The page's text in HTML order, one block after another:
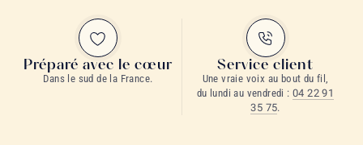
Préparé avec le cœur
Dans le sud de la France.
Service client
Une vraie voix au bout du fil,
du lundi au vendredi :04 22 91
35 75.